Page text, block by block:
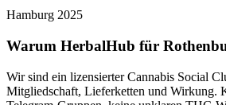
Hamburg 2025
Warum HerbalHub für
Wir sind ein lizensierter Cannabis Social
Mitgliedschaft, Lieferketten und Wirkung.